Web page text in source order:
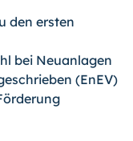
den ersten
bei Neuanlagen
(EnEV)